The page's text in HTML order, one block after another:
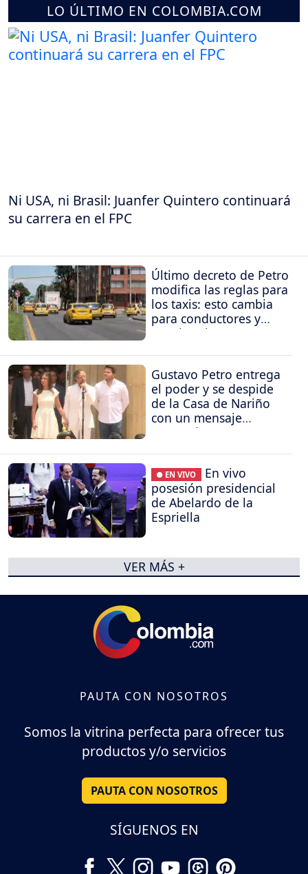
LO ÚLTIMO EN COLOMBIA.COM
Ni USA, ni Brasil: Juanfer Quintero continuará
su carrera en el FPC
Último decreto de Petro
modifica las reglas para
los taxis: esto cambia
para conductores y
propietarios
Gustavo Petro entrega
el poder y se despide
de la Casa de Nariño
con un mensaje
contundente
● EN VIVO
En vivo
posesión presidencial
de Abelardo de la
Espriella
VER MÁS +
PAUTA CON NOSOTROS
Somos la vitrina perfecta para ofrecer tus
productos y/o servicios
PAUTA CON NOSOTROS
SÍGUENOS EN